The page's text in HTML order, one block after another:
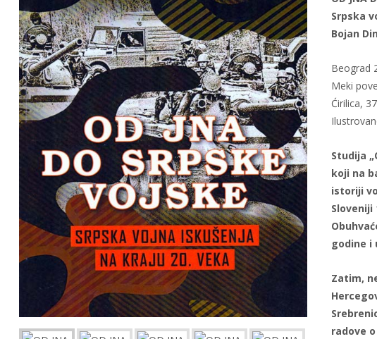
Srpska
Bojan
Beograd
Meki
Ćirilica,
Studija
koji na
istoriji
Sloveniji
godine i
Zatim,
radove